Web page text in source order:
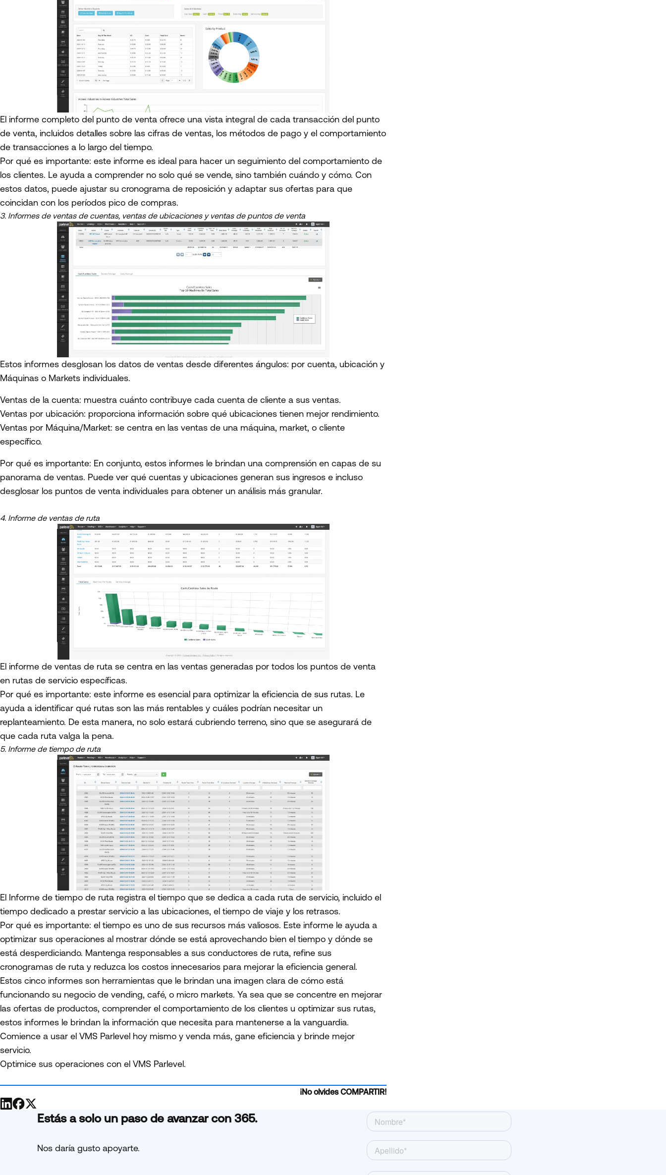
El informe completo del punto de venta ofrece una vista integral de cada transacción del punto
de venta, incluidos detalles sobre las cifras de ventas, los métodos de pago y el comportamiento
de transacciones a lo largo del tiempo.
Por qué es importante: este informe es ideal para hacer un seguimiento del comportamiento de
los clientes. Le ayuda a comprender no solo qué se vende, sino también cuándo y cómo. Con
estos datos, puede ajustar su cronograma de reposición y adaptar sus ofertas para que
coincidan con los períodos pico de compras.
3. Informes de ventas de cuentas, ventas de ubicaciones y ventas de puntos de venta
Estos informes desglosan los datos de ventas desde diferentes ángulos: por cuenta, ubicación y
Máquinas o Markets individuales.
Ventas de la cuenta: muestra cuánto contribuye cada cuenta de cliente a sus ventas.
Ventas por ubicación: proporciona información sobre qué ubicaciones tienen mejor rendimiento.
Ventas por Máquina/Market: se centra en las ventas de una máquina, market, o cliente
específico.
Por qué es importante: En conjunto, estos informes le brindan una comprensión en capas de su
panorama de ventas. Puede ver qué cuentas y ubicaciones generan sus ingresos e incluso
desglosar los puntos de venta individuales para obtener un análisis más granular.
4. Informe de ventas de ruta
El informe de ventas de ruta se centra en las ventas generadas por todos los puntos de venta
en rutas de servicio específicas.
Por qué es importante: este informe es esencial para optimizar la eficiencia de sus rutas. Le
ayuda a identificar qué rutas son las más rentables y cuáles podrían necesitar un
replanteamiento. De esta manera, no solo estará cubriendo terreno, sino que se asegurará de
que cada ruta valga la pena.
5. Informe de tiempo de ruta
El Informe de tiempo de ruta registra el tiempo que se dedica a cada ruta de servicio, incluido el
tiempo dedicado a prestar servicio a las ubicaciones, el tiempo de viaje y los retrasos.
Por qué es importante: el tiempo es uno de sus recursos más valiosos. Este informe le ayuda a
optimizar sus operaciones al mostrar dónde se está aprovechando bien el tiempo y dónde se
está desperdiciando. Mantenga responsables a sus conductores de ruta, refine sus
cronogramas de ruta y reduzca los costos innecesarios para mejorar la eficiencia general.
Estos cinco informes son herramientas que le brindan una imagen clara de cómo está
funcionando su negocio de vending, café, o micro markets. Ya sea que se concentre en mejorar
las ofertas de productos, comprender el comportamiento de los clientes u optimizar sus rutas,
estos informes le brindan la información que necesita para mantenerse a la vanguardia.
Comience a usar el VMS Parlevel hoy mismo y venda más, gane eficiencia y brinde mejor
servicio.
Optimice sus operaciones con el VMS Parlevel.
¡No olvides COMPARTIR!
Estás a solo un paso de avanzar con 365.
Nos daría gusto apoyarte.